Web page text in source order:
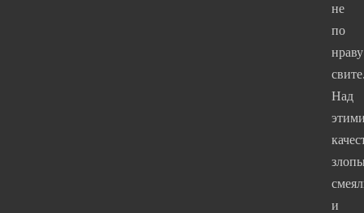
не
по
нраву
Над
и